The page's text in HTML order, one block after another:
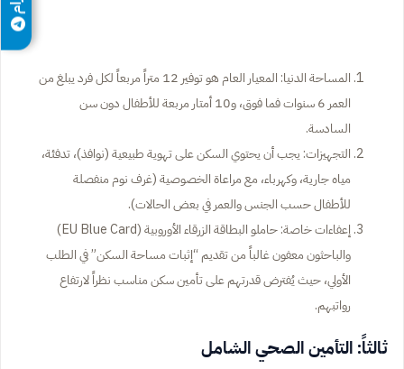
المساحة الدنيا: المعيار العام هو توفير 12 متراً مربعاً لكل فرد يبلغ من
العمر 6 سنوات فما فوق، و10 أمتار مربعة للأطفال دون سن
السادسة.
التجهيزات: يجب أن يحتوي السكن على تهوية طبيعية (نوافذ)، تدفئة،
مياه جارية، وكهرباء، مع مراعاة الخصوصية (غرف نوم منفصلة
للأطفال حسب الجنس والعمر في بعض الحالات).
إعفاءات خاصة: حاملو البطاقة الزرقاء الأوروبية (EU Blue Card)
والباحثون معفون غالباً من تقديم “إثبات مساحة السكن” في الطلب
الأولي، حيث يُفترض قدرتهم على تأمين سكن مناسب نظراً لارتفاع
رواتبهم.
ثالثاً: التأمين الصحي الشامل